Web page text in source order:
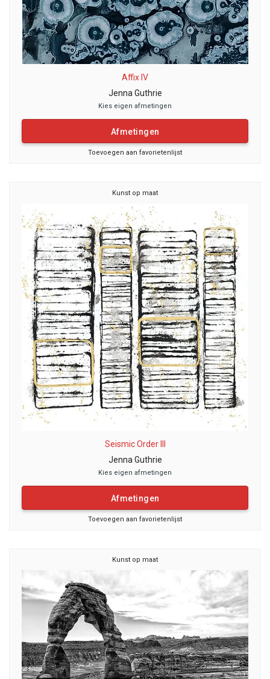
Affix IV
Jenna Guthrie
Kies eigen afmetingen
Afmetingen
Toevoegen aan favorietenlijst
Kunst op maat
Seismic Order III
Jenna Guthrie
Kies eigen afmetingen
Afmetingen
Toevoegen aan favorietenlijst
Kunst op maat